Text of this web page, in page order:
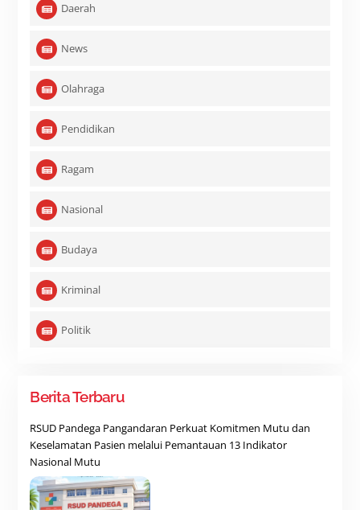
Daerah
News
Olahraga
Pendidikan
Ragam
Nasional
Budaya
Kriminal
Politik
Berita Terbaru
RSUD Pandega Pangandaran Perkuat Komitmen Mutu dan
Keselamatan Pasien melalui Pemantauan 13 Indikator
Nasional Mutu